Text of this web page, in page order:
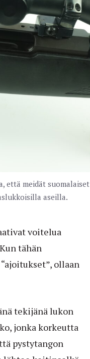
että meidät suomalaiset
aseilla.
voitelua
tähän
ollaan
tekijänä lukon
jonka korkeutta
pystytangon